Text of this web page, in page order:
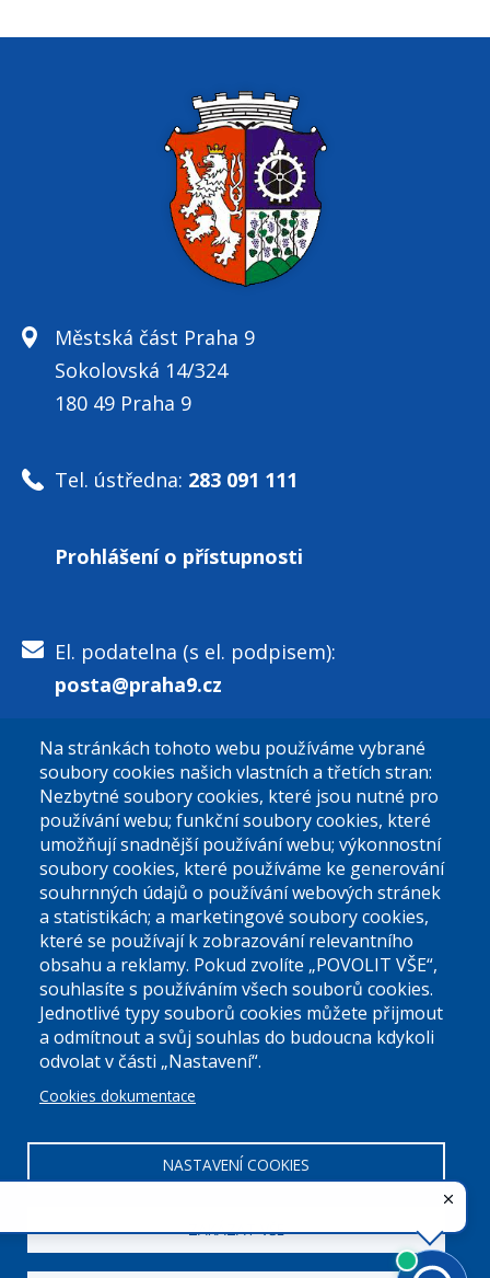
Městská část Praha 9
Sokolovská 14/324
180 49 Praha 9
Tel. ústředna: 283 091 111
Prohlášení o přístupnosti
El. podatelna (s el. podpisem):
posta@praha9.cz
El. podatelna (bez el. podpisu):
podatelna@praha9.cz
Úřední dny:
Po a St: 08.00-12.00; 13.00-18.00
Úřední hodiny
00063894DIČ:CZ00063894
Na stránkách tohoto webu používáme vybrané
soubory cookies našich vlastních a třetích stran:
Nezbytné soubory cookies, které jsou nutné pro
používání webu; funkční soubory cookies, které
umožňují snadnější používání webu; výkonnostní
soubory cookies, které používáme ke generování
souhrnných údajů o používání webových stránek
a statistikách; a marketingové soubory cookies,
které se používají k zobrazování relevantního
obsahu a reklamy. Pokud zvolíte „POVOLIT VŠE“,
souhlasíte s používáním všech souborů cookies.
Jednotlivé typy souborů cookies můžete přijmout
a odmítnout a svůj souhlas do budoucna kdykoli
odvolat v části „Nastavení“.
Cookies dokumentace
NASTAVENÍ COOKIES
ZAKÁZAT VŠE